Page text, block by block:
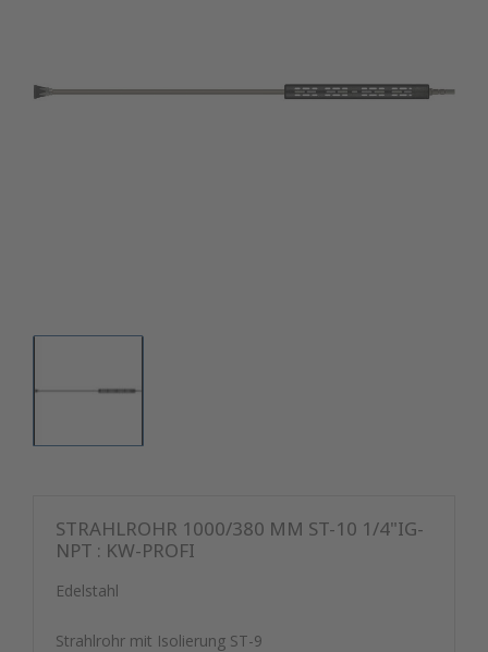
STRAHLROHR 1000/380 MM ST-10 1/4"IG-
NPT : KW-PROFI
Edelstahl
Strahlrohr mit Isolierung ST-9